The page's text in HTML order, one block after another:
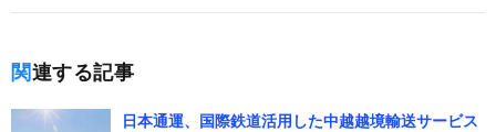
関連する記事
日本通運、国際鉄道活用した中越越境輸送サービス